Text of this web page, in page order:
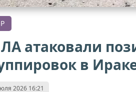
атаковали
в
2026 16:21